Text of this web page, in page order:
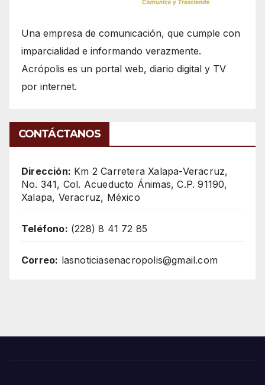
Una empresa de comunicación, que cumple con
imparcialidad e informando verazmente.
Acrópolis es un portal web, diario digital y TV
por internet.
CONTÁCTANOS
Dirección: Km 2 Carretera Xalapa-Veracruz,
No. 341, Col. Acueducto Ánimas, C.P. 91190,
Xalapa, Veracruz, México
Teléfono: (228) 8 41 72 85
Correo: lasnoticiasenacropolis@gmail.com